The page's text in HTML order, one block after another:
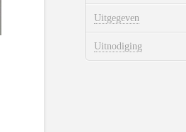
Uitgegeven
Uitnodiging